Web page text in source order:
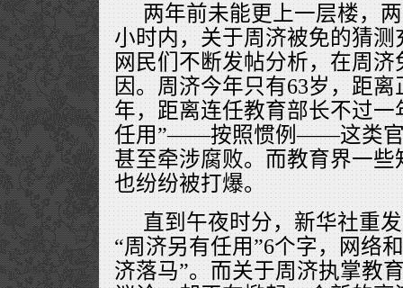
两年前未能更上一层楼，
小时内，关于周济被免的猜
网民们不断发帖分析，在周
因。周济今年只有63岁，距
年，距离连任教育部长不过一
任用”——按照惯例——这类官
甚至牵涉腐败。而教育界一
也纷纷被打爆。
直到午夜时分，新华社重
“周济另有任用”6个字，网络
济落马”。而关于周济执掌教